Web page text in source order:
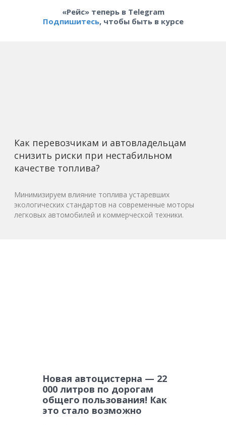
«Рейс» теперь в Telegram
Подпишитесь, чтобы быть в курсе
Как перевозчикам и автовладельцам
снизить риски при нестабильном
качестве топлива?
Минимизируем влияние топлива устаревших
экологических стандартов на современные моторы
легковых автомобилей и коммерческой техники.
Новая автоцистерна — 22
000 литров по дорогам
общего пользования! Как
это стало возможно